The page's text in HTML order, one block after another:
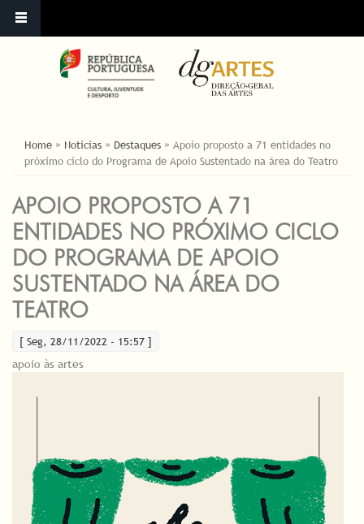
ESTÁ AQUI
Home » Noticias » Destaques » Apoio proposto a 71 entidades no
próximo ciclo do Programa de Apoio Sustentado na área do Teatro
APOIO PROPOSTO A 71
ENTIDADES NO PRÓXIMO CICLO
DO PROGRAMA DE APOIO
SUSTENTADO NA ÁREA DO
TEATRO
[ Seg, 28/11/2022 - 15:57 ]
apoio às artes